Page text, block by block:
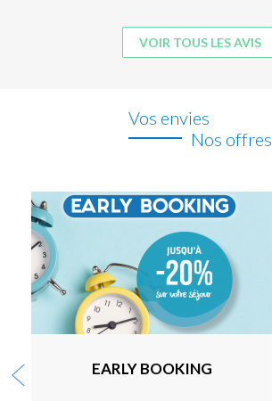
VOIR TOUS LES AVIS
Vos envies
Nos offres
EARLY BOOKING